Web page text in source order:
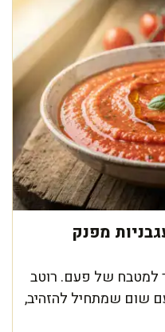
מפנק
למטבח של פעם. רוטב
שום שמתחיל להזהיב,